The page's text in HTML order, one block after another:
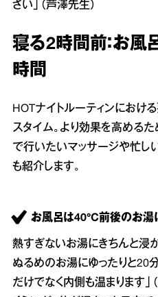
さい」（芦澤先生）
寝る2時間前：お風
時間
HOTナイトルーティンにおけ
スタイム。より効果を高める
で行いたいマッサージや忙し
も紹介します。
お風呂は40°C前後のお湯
熱すぎないお湯にきちんと浸
ぬるめのお湯にゆったりと20
だけでなく内側も温まります」